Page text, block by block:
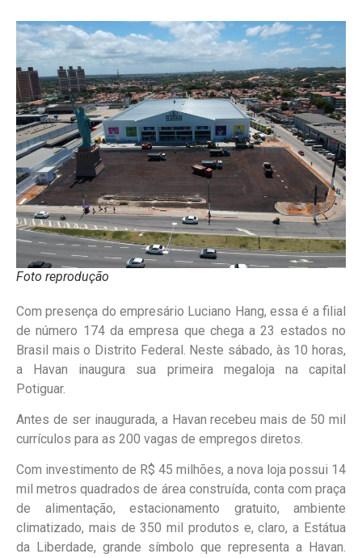
Foto reprodução
Com presença do empresário Luciano Hang, essa é a filial
de número 174 da empresa que chega a 23 estados no
Brasil mais o Distrito Federal. Neste sábado, às 10 horas,
a Havan inaugura sua primeira megaloja na capital
Potiguar.
Antes de ser inaugurada, a Havan recebeu mais de 50 mil
currículos para as 200 vagas de empregos diretos.
Com investimento de R$ 45 milhões, a nova loja possui 14
mil metros quadrados de área construída, conta com praça
de alimentação, estacionamento gratuito, ambiente
climatizado, mais de 350 mil produtos e, claro, a Estátua
da Liberdade, grande símbolo que representa a Havan.